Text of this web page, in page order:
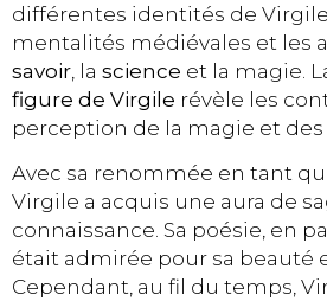
différentes identités de
mentalités médiévales et les
savoir , la science et la magie.
figure de Virgile révèle les
perception de la magie et des
Avec sa renommée en tant
Virgile a acquis une aura de
connaissance. Sa poésie, en
était admirée pour sa beauté
Cependant, au fil du temps,